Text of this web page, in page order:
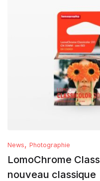
News, Photographie
LomoChrome
nouveau classique